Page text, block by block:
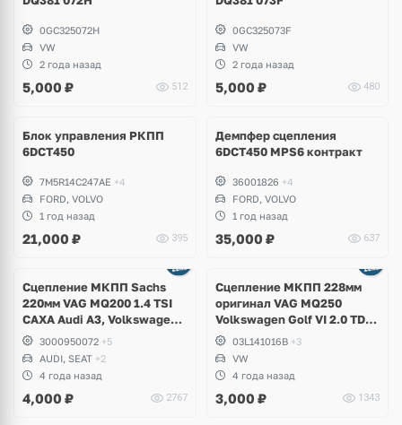
0GC325072H
VW
2 года назад
5,000 ₽ 512
0GC325073F
VW
2 года назад
5,000 ₽ 480
Блок управления РКПП
6DCT450
7M5R14C247AE +4
FORD, VOLVO
1 год назад
21,000 ₽ 395
Демпфер сцепления
6DCT450 MPS6 контракт
36001826 +4
FORD, VOLVO
1 год назад
35,000 ₽ 637
Сцепление МКПП Sachs
220мм VAG MQ200 1.4 TSI
CAXA Audi A3, Volkswagen
Golf V, VI, Jetta, Scirocco,
Skoda Octavia A5, Seat
Leon
3000950072 +5
AUDI, SEAT +2
4 года назад
4,000 ₽ 2767
Сцепление МКПП 228мм
оригинал VAG MQ250
Volkswagen Golf VI 2.0 TDI
CLCA CBDC
03L141016B +3
VW
4 года назад
3,000 ₽ 1343